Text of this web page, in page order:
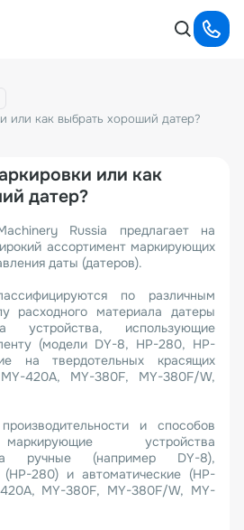
или как выбрать хороший датер?
или как
датер?
Russia предлагает на
ассортимент маркирующих
даты (датеров).
по различным
расходного материала датеры
устройства, использующие
(модели DY-8, HP-280, HP-
на твердотельных красящих
420A, MY-380F, MY-380F/W,
и способов
устройства
ручные (например DY-8),
(HP-280) и автоматические (HP-
MY-380F, MY-380F/W, MY-